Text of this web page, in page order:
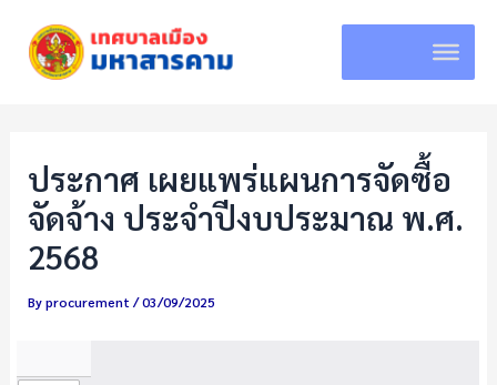
content
ประกาศ เผยแพร่แผนการจัดซื้อ
จัดจ้าง ประจำปีงบประมาณ พ.ศ.
2568
Byprocurement/03/09/2025